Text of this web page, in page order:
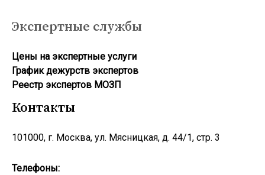
Экспертные службы
Цены на экспертные услуги
График дежурств экспертов
Реестр экcпертов МОЗП
Контакты
101000, г. Москва, ул. Мясницкая, д. 44/1, стр. 3
Телефоны: